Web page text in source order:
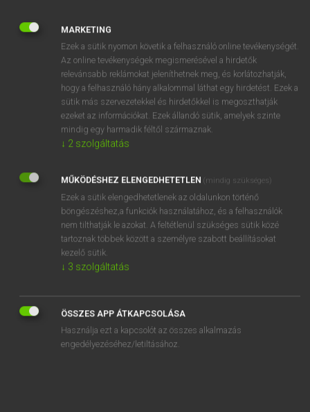
NINCS ELŐFIZETÉSED?
Nincs regisztrációm és előfizetésem. A szótár 2 órás,
díjmentes próbaverziójának elindításához regisztrálok és
belépek.
REGISZTRÁCIÓ
EURÓPAI UNIÓS TERMINOLÓGIAI SZÓTÁR
Kapcsolódó anyagok
sonstige als Entgelt gezahlte Vergütungen
sonstige Einnahmen
sonstige elektrische Anlagen
MARKETING
Ezek a sütik nyomon követik a felhasználó online tevékenységét.
Az online tevékenységek megismerésével a hirdetők
relevánsabb reklámokat jeleníthetnek meg, és korlátozhatják,
hogy a felhasználó hány alkalommal láthat egy hirdetést. Ezek a
sütik más szervezetekkel és hirdetőkkel is megoszthatják
ezeket az információkat. Ezek állandó sütik, amelyek szinte
mindig egy harmadik féltől származnak.
↓ 2 szolgáltatás
MŰKÖDÉSHEZ ELENGEDHETETLEN (mindig szükséges)
Ezek a sütik elengedhetetlenek az oldalunkon történő
böngészéshez,a funkciók használatához, és a felhasználók
nem tilthatják le azokat. A feltétlenül szükséges sütik közé
tartoznak többek között a személyre szabott beállításokat
kezelő sütik.
↓ 3 szolgáltatás
ÖSSZES APP ÁTKAPCSOLÁSA
Használja ezt a kapcsolót az összes alkalmazás
engedélyezéséhez/letiltásához.